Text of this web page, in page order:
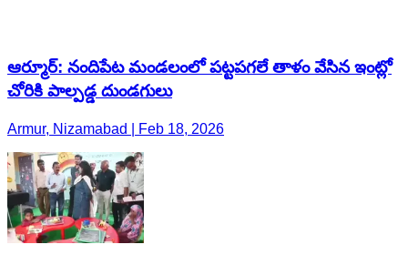
ఆర్మూర్: నందిపేట మండలంలో పట్టపగలే తాళం వేసిన ఇంట్లో
చోరికి పాల్పడ్డ దుండగులు
Armur, Nizamabad | Feb 18, 2026